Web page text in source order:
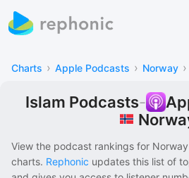
Charts › Apple Podcasts › Norway ›
Islam Podcasts-
View the podcast rankings for Norway
charts. Rephonic updates this list of